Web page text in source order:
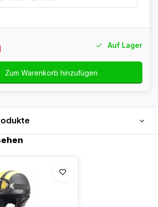
Auf Lager
Zum Warenkorb hinzufügen